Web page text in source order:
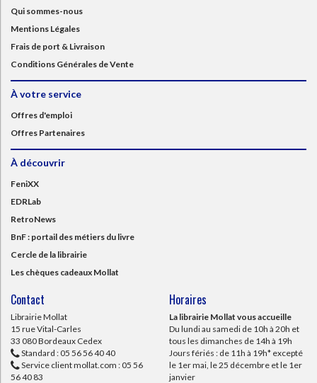
Qui sommes-nous
Mentions Légales
Frais de port & Livraison
Conditions Générales de Vente
À votre service
Offres d'emploi
Offres Partenaires
À découvrir
FeniXX
EDRLab
RetroNews
BnF : portail des métiers du livre
Cercle de la librairie
Les chèques cadeaux Mollat
Contact
Librairie Mollat
15 rue Vital-Carles
33 080 Bordeaux Cedex
Standard : 05 56 56 40 40
Service client mollat.com : 05 56
56 40 83
Horaires
La librairie Mollat vous accueille
Du lundi au samedi de 10h à 20h et
tous les dimanches de 14h à 19h
Jours fériés : de 11h à 19h* excepté
le 1er mai, le 25 décembre et le 1er
janvier